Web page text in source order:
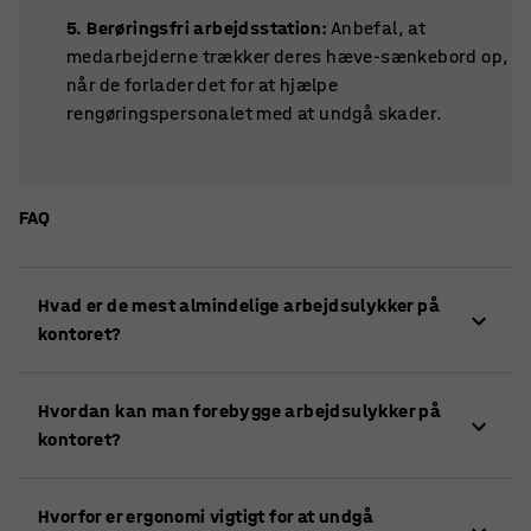
5. Berøringsfri arbejdsstation: Anbefal, at
medarbejderne trækker deres hæve-sænkebord op,
når de forlader det for at hjælpe
rengøringspersonalet med at undgå skader.
FAQ
Hvad er de mest almindelige arbejdsulykker på
kontoret?
inkluderer fald, snublen, muskelbelastninger og
skader fra gentagne bevægelser.
Hvordan kan man forebygge arbejdsulykker på
kontoret?
ryddelighed, bruge ergonomiske møbler, og give
Hvorfor er ergonomi vigtigt for at undgå